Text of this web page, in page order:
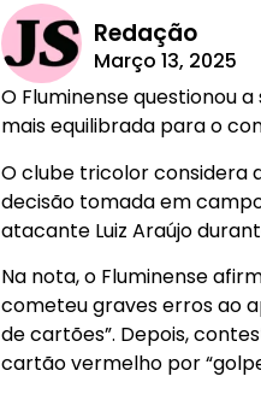
Redação
Março 13, 2025
O Fluminense questionou
mais equilibrada para o
O clube tricolor considera
decisão tomada em
atacante Luiz Araújo
Na nota, o Fluminense
cometeu graves erros ao
de cartões”. Depois,
cartão vermelho por